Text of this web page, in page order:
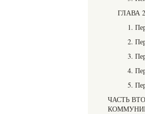
ГЛАВА
1.
2.
3.
4.
5.
ЧАСТЬ